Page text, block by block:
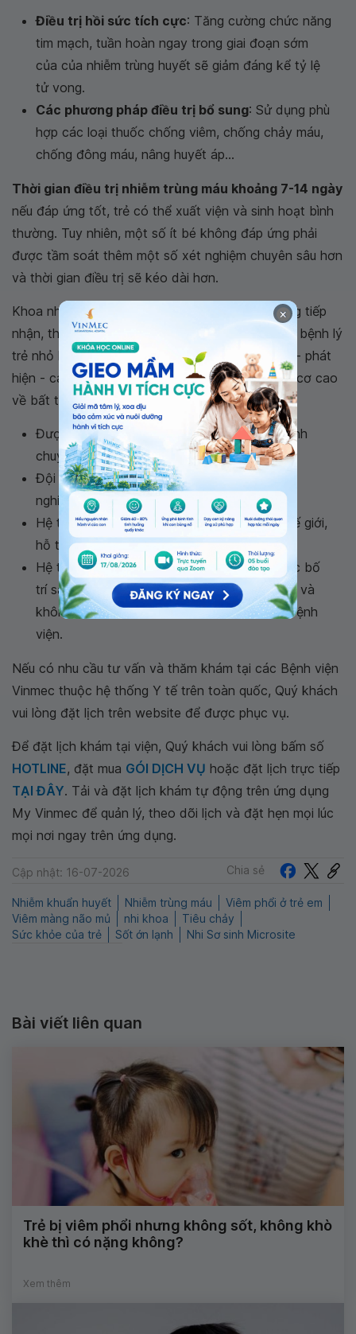
Điều trị hồi sức tích cực: Tăng cường chức năng
tim mạch, tuần hoàn ngay trong giai đoạn sớm
của của nhiễm trùng huyết sẽ giảm đáng kể tỷ lệ
tử vong.
Các phương pháp điều trị bổ sung: Sử dụng phù
hợp các loại thuốc chống viêm, chống chảy máu,
chống đông máu, nâng huyết áp...
Thời gian điều trị nhiễm trùng máu khoảng 7-14 ngày
nếu đáp ứng tốt, trẻ có thể xuất viện và sinh hoạt bình
thường. Tuy nhiên, một số ít bé không đáp ứng phải
được tầm soát thêm một số xét nghiệm chuyên sâu hơn
và thời gian điều trị sẽ kéo dài hơn.
Khoa nhi tại hệ thống Y tế Vinmec với chức năng tiếp
nhận, thăm khám và điều trị tích cực đối với các bệnh lý
trẻ nhỏ hay mắc phải. Với thế mạnh trong khám - phát
hiện - can thiệp sớm những trường hợp có nguy cơ cao
về bất thường trong sự phát triển của trẻ.
Được đầu tư bài bản và chuyên sâu, trở thành
chuyên khoa mũi nhọn của bệnh viện
Đội ngũ nhân sự giỏi chuyên môn, giàu kinh
nghiệm, hiểu tâm lý trẻ nhỏ
Hệ thống trang thiết bị hiện đại hàng đầu thế giới,
hỗ trợ chẩn đoán và điều trị hiệu quả cao.
Hệ thống các phòng khám riêng biệt, Vinmec bố
trí sân chơi màu sắc để bé vui chơi thoải mái và
không cảm thấy sợ hãi với môi trường của bệnh
viện.
Nếu có nhu cầu tư vấn và thăm khám tại các Bệnh viện
Vinmec thuộc hệ thống Y tế trên toàn quốc, Quý khách
vui lòng đặt lịch trên website để được phục vụ.
Để đặt lịch khám tại viện, Quý khách vui lòng bấm số
HOTLINE, đặt mua GÓI DỊCH VỤ hoặc đặt lịch trực tiếp
TẠI ĐÂY. Tải và đặt lịch khám tự động trên ứng dụng
My Vinmec để quản lý, theo dõi lịch và đặt hẹn mọi lúc
mọi nơi ngay trên ứng dụng.
Cập nhật: 16-07-2026 Chia sẻ
Nhiễm khuẩn huyết Nhiễm trùng máu
Viêm phổi ở trẻ em
Viêm màng não mủ
nhi khoa
Tiêu chảy
Sức khỏe của trẻ
Sốt ớn lạnh Nhi Sơ sinh Microsite
Bài viết liên quan
Trẻ bị viêm phổi nhưng không sốt, không khò
khè thì có nặng không?
Xem thêm
×